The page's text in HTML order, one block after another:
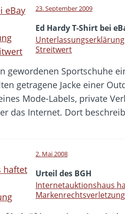
23. September 2009
Ed Hardy T-Shirt bei
Streitwert
gewordenen Sportschuhe
getragene Jacke einer
Mode-Labels, private
das Internet. Dort
2. Mai 2008
Urteil des BGH
Internetauktionshaus
Markenrechtsverletzung